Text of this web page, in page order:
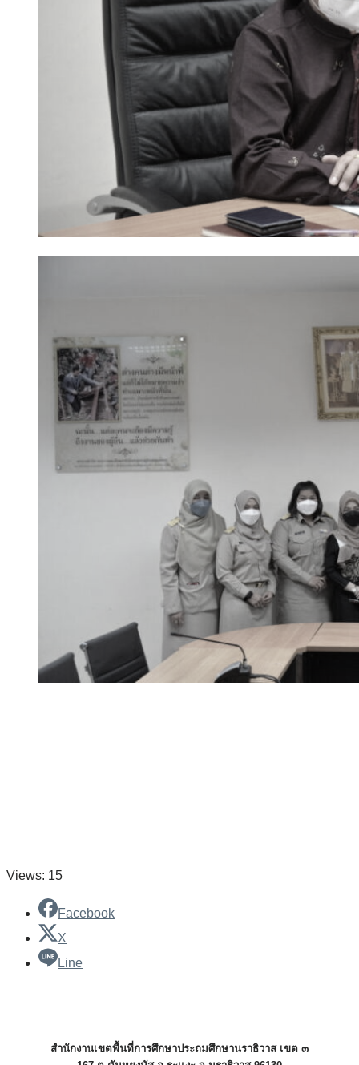
Views: 15
Facebook
X
Line
สำนักงานเขตพื้นที่การศึกษาประถมศึกษานราธิวาส เขต ๓